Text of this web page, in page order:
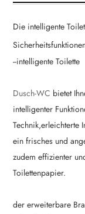
Die intelligente
--intelligente Toilette
Dusch-WC bietet
intelligenter
Technik,erleichterte
ein frisches und
zudem effizienter
Toilettenpapier.
der erweiterbare